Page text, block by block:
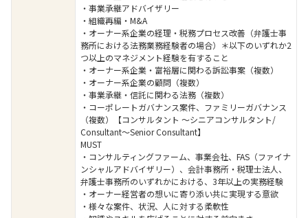
・事業承継アドバイザリー
・組織再編・M&A
・オーナー系企業の経理・税務プロセス改善（弁護士事
務所における法務業務経験者の場合）＊以下のいずれか2
つ以上のマネジメント経験を有すること
・オーナー系企業・富裕層に関わる訴訟事案（複数）
・オーナー系企業の顧問（複数）
・事業承継・信託に関わる法務（複数）
・コーポレートガバナンス案件、ファミリーガバナンス
（複数）【コンサルタント ～シニアコンサルタント/
Consultant～Senior Consultant】
MUST
・コンサルティングファーム、事業会社、FAS（ファイナ
ンシャルアドバイザリー）、会計事務所・税理士法人、
弁護士事務所のいずれかにおける、3年以上の実務経験
・オーナー経営者の想いに寄り添い共に実現する意欲
・様々な案件、状況、人に対する柔軟性